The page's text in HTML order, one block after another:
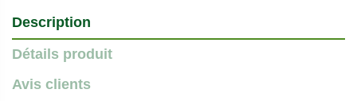
Description
Détails produit
Avis clients